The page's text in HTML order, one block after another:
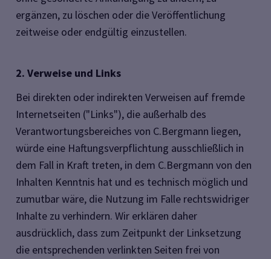
ergänzen, zu löschen oder die Veröffentlichung
zeitweise oder endgültig einzustellen.
2. Verweise und Links
Bei direkten oder indirekten Verweisen auf fremde
Internetseiten ("Links"), die außerhalb des
Verantwortungsbereiches von C.Bergmann liegen,
würde eine Haftungsverpflichtung ausschließlich in
dem Fall in Kraft treten, in dem C.Bergmann von den
Inhalten Kenntnis hat und es technisch möglich und
zumutbar wäre, die Nutzung im Falle rechtswidriger
Inhalte zu verhindern. Wir erklären daher
ausdrücklich, dass zum Zeitpunkt der Linksetzung
die entsprechenden verlinkten Seiten frei von